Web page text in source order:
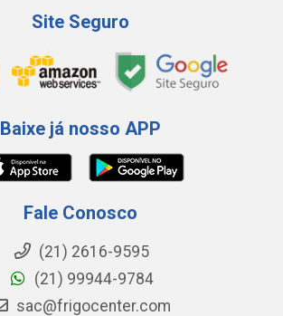
Site Seguro
Baixe já nosso APP
Fale Conosco
(21) 2616-9595
(21) 99944-9784
sac@frigocenter.com